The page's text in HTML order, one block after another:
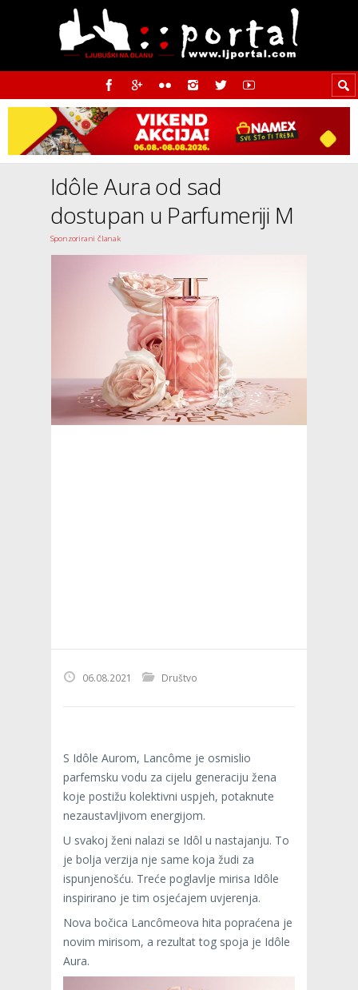
Idôle Aura od sad
dostupan u Parfumeriji M
Sponzorirani članak
06.08.2021 Društvo
S Idôle Aurom, Lancôme je osmislio
parfemsku vodu za cijelu generaciju žena
koje postižu kolektivni uspjeh, potaknute
nezaustavljivom energijom.
U svakoj ženi nalazi se Idôl u nastajanju. To
je bolja verzija nje same koja žudi za
ispunjenošću. Treće poglavlje mirisa Idôle
inspirirano je tim osjećajem uvjerenja.
Nova bočica Lancômeova hita popraćena je
novim mirisom, a rezultat tog spoja je Idôle
Aura.